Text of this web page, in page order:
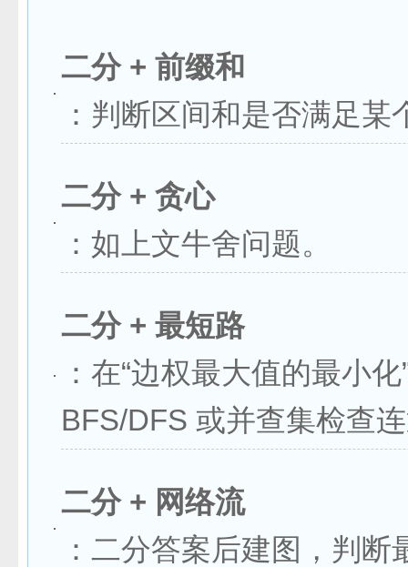
二分 + 前缀和
：判断区间和是否满足某
二分 + 贪心
：如上文牛舍问题。
二分 + 最短路
：在“边权最大值的最小
BFS/DFS 或并查集检查
二分 + 网络流
：二分答案后建图，判